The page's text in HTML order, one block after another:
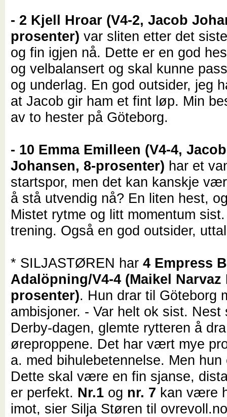
- 2 Kjell Hroar (V4-2, Jacob
prosenter)var sliten etter det
og fin igjen nå. Dette er en god
og velbalansert og skal kunne
og underlag. En god outsider, jeg
at Jacob gir ham et fint løp. Min
av to hester på Göteborg.
- 10 Emma Emilleen (V4-4, Jacob
Johansen, 8-prosenter) har et
startspor, men det kan kanskje
å stå utvendig nå? En liten hest,
Mistet rytme og litt momentum
trening. Også en god outsider,
* SILJASTØREN har4 Empress
Adalöpning/V4-4 (Maikel Narvaz
prosenter). Hun drar til Göteborg
ambisjoner. - Var helt ok sist. Nest
Derby-dagen, glemte rytteren å dra
øreproppene. Det har vært mye
a. med bihulebetennelse. Men hun
Dette skal være en fin sjanse,
er perfekt. Nr.1 og nr. 7 kan være
imot, sier Silja Støren til